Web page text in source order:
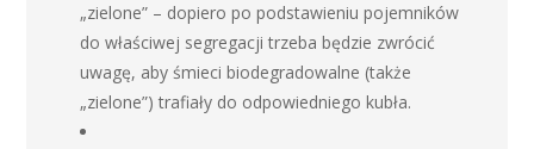
„zielone” – dopiero po podstawieniu pojemników
do właściwej segregacji trzeba będzie zwrócić
uwagę, aby śmieci biodegradowalne (także
„zielone”) trafiały do odpowiedniego kubła.